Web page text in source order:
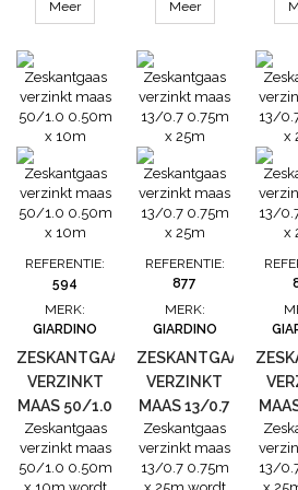
een dubbele
bescherming
geboden.Dit
vlechtwerk
heeft ter
versteviging
dubbele
kantdraden.
maas: 13
mmdraaddikte:
1,0
mmhoogte: 50
cmlengte: 5
m...
Meer
een dubbele
bescherming
geboden.Dit
vlechtwerk
heeft ter
versteviging
dubbele
kantdraden.
maas: 13
mmdraaddikte:
1,0
mmhoogte: 50
cmlengte: 25...
Meer
een
REFERENTIE:
594
MERK:
GIARDINO
ZESKANTGAAS
VERZINKT
MAAS 50/1.0
0.50M X 10M
Zeskantgaas
verzinkt maas
50/1.0 0.50m
REFERENTIE:
877
MERK:
GIARDINO
ZESKANTGAAS
VERZINKT
MAAS 13/0.7
0.75M X 25M
Zeskantgaas
verzinkt maas
13/0.7 0.75m
13/